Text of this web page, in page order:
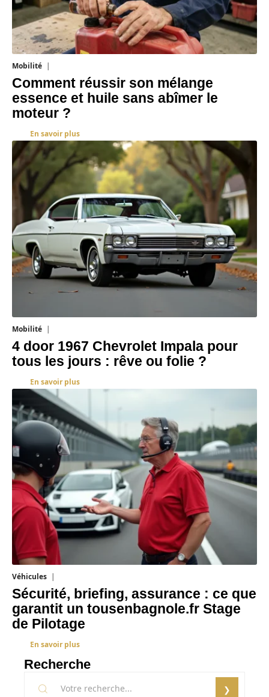
Mobilité
Comment réussir son mélange
essence et huile sans abîmer le
moteur ?
En savoir plus
Mobilité
4 door 1967 Chevrolet Impala pour
tous les jours : rêve ou folie ?
En savoir plus
Véhicules
Sécurité, briefing, assurance : ce que
garantit un tousenbagnole.fr Stage
de Pilotage
En savoir plus
Recherche